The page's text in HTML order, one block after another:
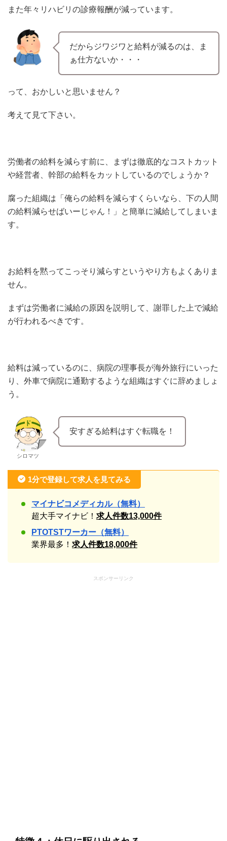
また年々リハビリの診療報酬が減っています。
だからジワジワと給料が減るのは、ま
ぁ仕方ないか・・・
って、おかしいと思いません？
考えて見て下さい。
労働者の給料を減らす前に、まずは徹底的なコストカット
や経営者、幹部の給料をカットしているのでしょうか？
腐った組織は「俺らの給料を減らすくらいなら、下の人間
の給料減らせばいーじゃん！」と簡単に減給してしまいま
す。
お給料を黙ってこっそり減らすというやり方もよくありま
せん。
まずは労働者に減給の原因を説明して、謝罪した上で減給
が行われるべきです。
給料は減っているのに、病院の理事長が海外旅行にいった
り、外車で病院に通勤するような組織はすぐに辞めましょ
う。
シロマツ
安すぎる給料はすぐ転職を！
1分で登録して求人を見てみる
マイナビコメディカル（無料）
超大手マイナビ！ 求人件数13,000件
PTOTSTワーカー（無料）
業界最多！ 求人件数18,000件
スポンサーリンク